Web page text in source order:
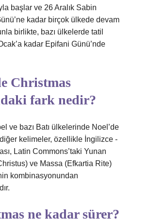
başlar ve 26 Aralık Sabin
kadar birçok ülkede devam
birlikte, bazı ülkelerde tatil
kadar Epifani Günü’nde
Christmas
fark nedir?
ve bazı Batı ülkelerinde Noel’de
kelimeler, özellikle İngilizce -
Latin Commons’taki Yunan
ve Massa (Efkartia Rite)
kombinasyonundan
ne kadar sürer?